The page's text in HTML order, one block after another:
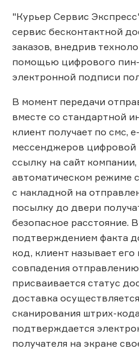
"Курьер Сервис
сервис бесконтактной
заказов, внедрив
помощью цифрового
электронной подписи
В момент передачи
вместе со стандартной
клиент получает по смс,
мессенджеров цифровой
ссылку на сайт
автоматическом режиме
с накладной на
посылку до двери
безопасное расстояние.
подтверждением факта
код, клиент называет
совпадения
присваивается статус
доставка
сканирования штрих-
подтверждается
получателя на экране